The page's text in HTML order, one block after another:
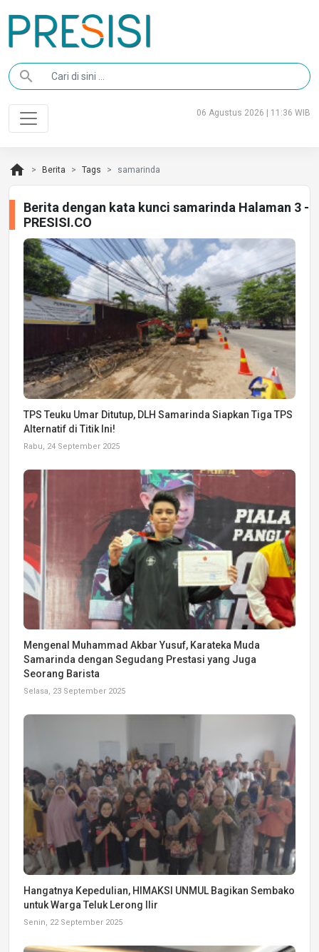
search
06 Agustus 2026 | 11:36 WIB
home Berita Tags samarinda
Berita dengan kata kunci samarinda Halaman 3 -
PRESISI.CO
TPS Teuku Umar Ditutup, DLH Samarinda Siapkan Tiga TPS
Alternatif di Titik Ini!
Rabu, 24 September 2025
Mengenal Muhammad Akbar Yusuf, Karateka Muda
Samarinda dengan Segudang Prestasi yang Juga
Seorang Barista
Selasa, 23 September 2025
Hangatnya Kepedulian, HIMAKSI UNMUL Bagikan Sembako
untuk Warga Teluk Lerong Ilir
Senin, 22 September 2025